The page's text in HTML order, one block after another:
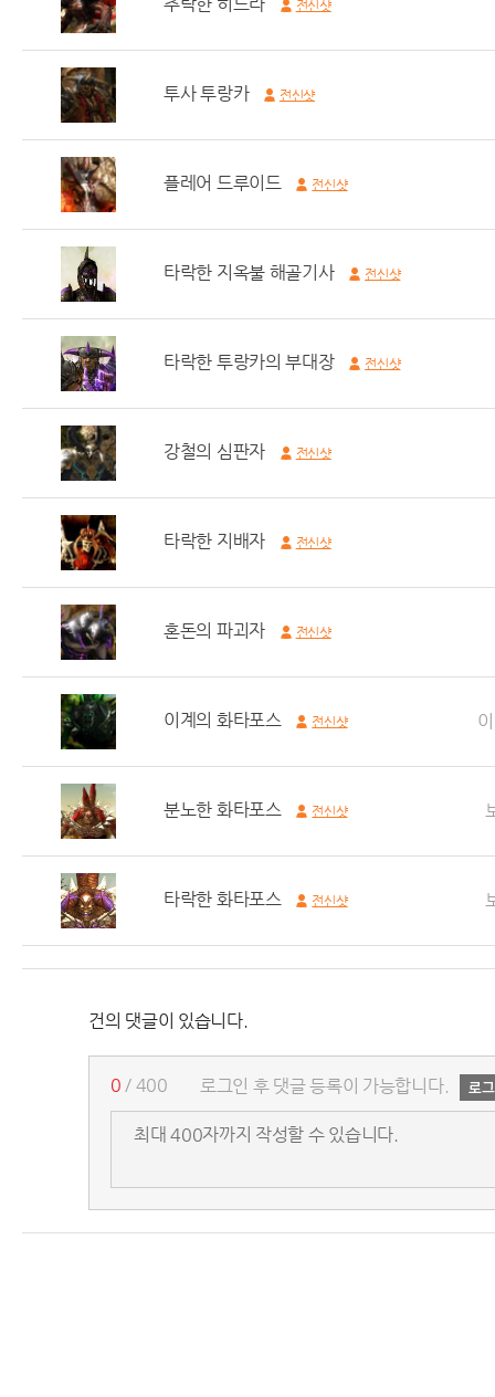
전신샷
투사 투랑카 전신샷
플레어 드루이드 전신샷
타락한 지옥불 해골기사 전신샷
타락한 투랑카의 부대장 전신샷
강철의 심판자 전신샷
타락한 지배자 전신샷
혼돈의 파괴자 전신샷
이계의 화타포스 전신샷
분노한 화타포스 전신샷
타락한 화타포스 전신샷
건의 댓글이 있습니다.
로그인 후 댓글 등록이 가능합니다.
0 / 400